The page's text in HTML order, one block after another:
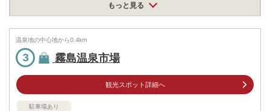
料金 無料
アクセス
住所
鹿児島県霧島市霧島田口2583-22
車
公共交通機関
もっと見る
温泉地の中心地から0.4km
3 霧島温泉市場
観光スポット詳細へ
駐車場あり